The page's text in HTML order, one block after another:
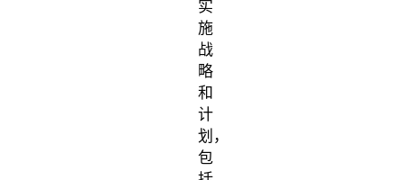
实
施
战
略
和
计
划，
包